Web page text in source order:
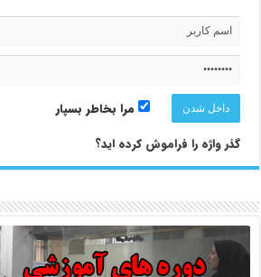
مرا بخاطر بسپار
گذر واژه را فراموش کرده اید؟